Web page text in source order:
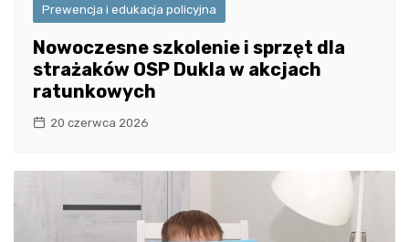
Prewencja i edukacja policyjna
Nowoczesne szkolenie i sprzęt dla
strażaków OSP Dukla w akcjach
ratunkowych
20 czerwca 2026